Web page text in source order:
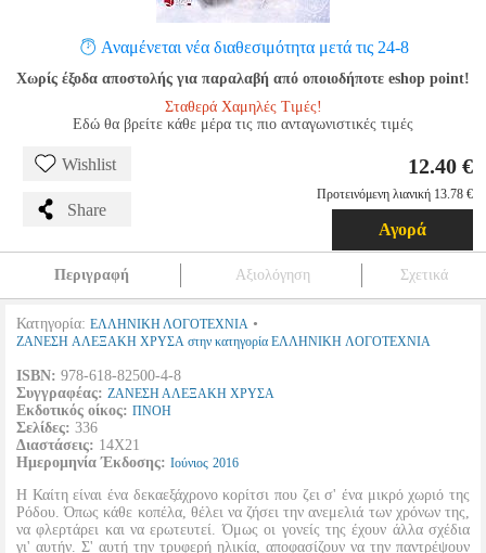
Αναμένεται νέα διαθεσιμότητα μετά τις 24-8
Χωρίς έξοδα αποστολής για παραλαβή από οποιοδήποτε eshop point!
Σταθερά Χαμηλές Τιμές!
Εδώ θα βρείτε κάθε μέρα τις πιο ανταγωνιστικές τιμές
Wishlist
Share
12.40 €
Προτεινόμενη λιανική 13.78 €
Αγορά
Περιγραφή Αξιολόγηση Σχετικά
Κατηγορία: ΕΛΛΗΝΙΚΗ ΛΟΓΟΤΕΧΝΙΑ •
ΖΑΝΕΣΗ ΑΛΕΞΑΚΗ ΧΡΥΣΑ στην κατηγορία ΕΛΛΗΝΙΚΗ ΛΟΓΟΤΕΧΝΙΑ
ISBN: 978-618-82500-4-8
Συγγραφέας: ΖΑΝΕΣΗ ΑΛΕΞΑΚΗ ΧΡΥΣΑ
Εκδοτικός οίκος: ΠΝΟΗ
Σελίδες: 336
Διαστάσεις: 14Χ21
Ημερομηνία Έκδοσης: Ιούνιος 2016
Η Καίτη είναι ένα δεκαεξάχρονο κορίτσι που ζει σ' ένα μικρό χωριό της
Ρόδου. Όπως κάθε κοπέλα, θέλει να ζήσει την ανεμελιά των χρόνων της,
να φλερτάρει και να ερωτευτεί. Όμως οι γονείς της έχουν άλλα σχέδια
γι' αυτήν. Σ' αυτή την τρυφερή ηλικία, αποφασίζουν να την παντρέψουν